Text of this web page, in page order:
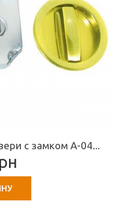
с замком A-04...